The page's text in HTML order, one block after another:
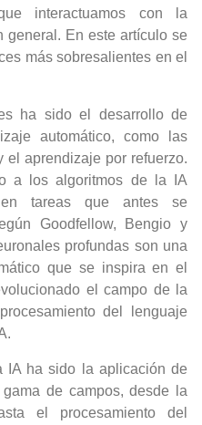
interactuamos con la
En este artículo se
más sobresalientes en el
ha sido el desarrollo de
automático, como las
el aprendizaje por refuerzo.
a los algoritmos de la IA
tareas que antes se
Goodfellow, Bengio y
profundas son una
que se inspira en el
el campo de la
del lenguaje
IA ha sido la aplicación de
de campos, desde la
el procesamiento del